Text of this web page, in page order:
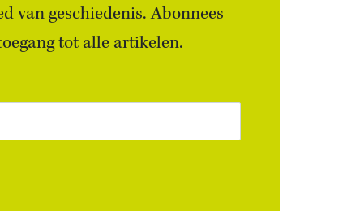
van geschiedenis. Abonnees
tot alle artikelen.